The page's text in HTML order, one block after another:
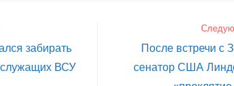
забирать
ВСУ
После встречи с
сенатор США